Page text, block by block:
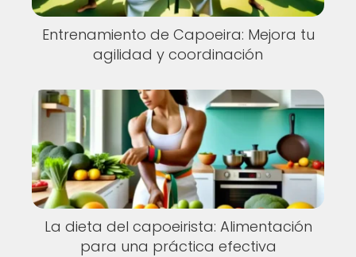
Entrenamiento de Capoeira: Mejora tu
agilidad y coordinación
La dieta del capoeirista: Alimentación
para una práctica efectiva